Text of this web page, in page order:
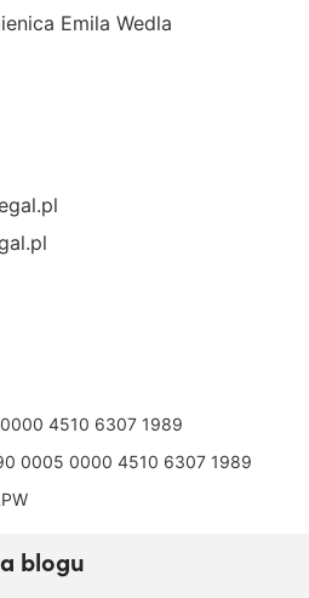
Emila Wedla
4510 6307 1989
0005 0000 4510 6307 1989
blogu